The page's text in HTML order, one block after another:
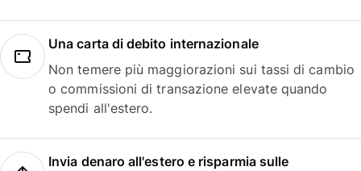
Una carta di debito internazionale
Non temere più maggiorazioni sui tassi di cambio
o commissioni di transazione elevate quando
spendi all'estero.
Invia denaro all'estero e risparmia sulle